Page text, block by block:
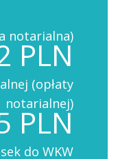
notarialna)
PLN
(opłaty
notarialnej)
PLN
do WKW